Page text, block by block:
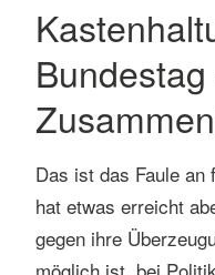
Das ist das Faule an
hat etwas erreicht
gegen ihre